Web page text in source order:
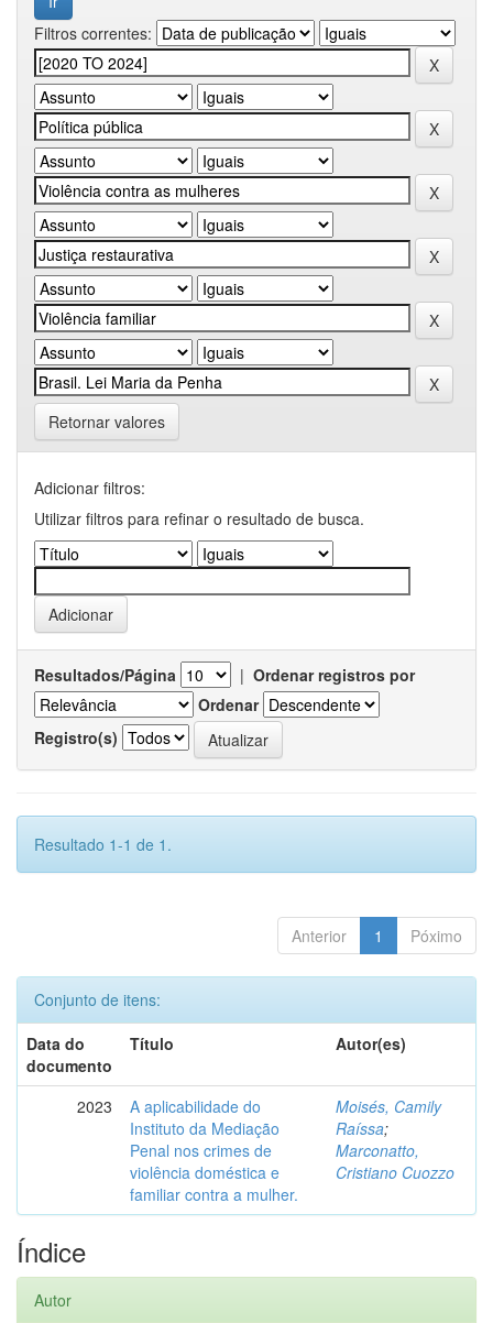
Filtros correntes:
Retornar valores
Adicionar filtros:
Utilizar filtros para refinar o resultado de busca.
Resultados/Página | Ordenar registros por
Ordenar
Registro(s)
Resultado 1-1 de 1.
Anterior 1 Póximo
Conjunto de itens:
Data do
documento
Título Autor(es)
2023
A aplicabilidade do
Instituto da Mediação
Penal nos crimes de
violência doméstica e
familiar contra a mulher.
Moisés, Camily
Raíssa;
Marconatto,
Cristiano Cuozzo
Índice
Autor